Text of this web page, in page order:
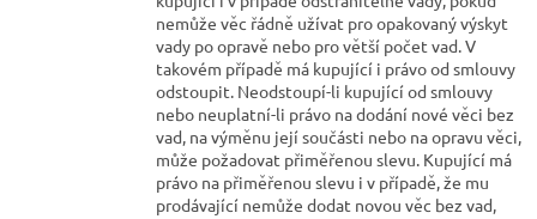
nemůže věc řádně užívat pro opakovaný výskyt
vady po opravě nebo pro větší počet vad. V
takovém případě má kupující i právo od smlouvy
odstoupit. Neodstoupí-li kupující od smlouvy
nebo neuplatní-li právo na dodání nové věci bez
vad, na výměnu její součásti nebo na opravu věci,
může požadovat přiměřenou slevu. Kupující má
právo na přiměřenou slevu i v případě, že mu
prodávající nemůže dodat novou věc bez vad,